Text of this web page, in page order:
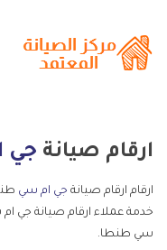
ارقام صيانة جي
ارقام ارقام صيانة جي ام سي
خدمة عملاء ارقام صيانة جي
سي طنطا.